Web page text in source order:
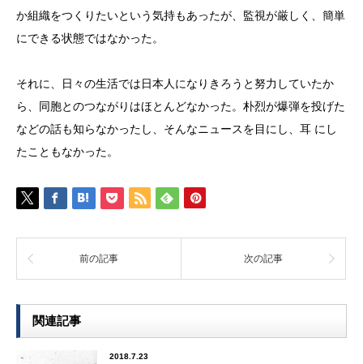
か組織をつくりたいという気持もあったが、監視が厳しく、簡単
にできる状態ではなかった。
それに、日々の生活では日本人になりきろうと努力していたか
ら、同胞とのつながりはほとんどなかった。朴烈が爆弾を投げた
などの話も知らなかったし、そんなニュースを目にし、耳 にし
たこともなかった。
前の記事 次の記事
関連記事
2018.7.23